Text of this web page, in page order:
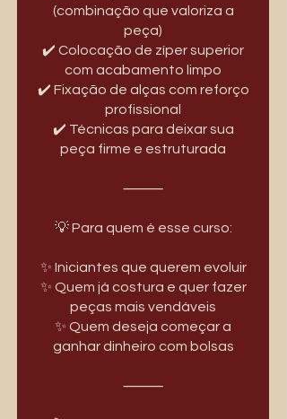
(combinação que valoriza a
peça)
✔️ Colocação de zíper superior
com acabamento limpo
✔️ Fixação de alças com reforço
profissional
✔️ Técnicas para deixar sua
peça firme e estruturada
⸻
💡 Para quem é esse curso:
✨ Iniciantes que querem evoluir
✨ Quem já costura e quer fazer
peças mais vendáveis
✨ Quem deseja começar a
ganhar dinheiro com bolsas
⸻